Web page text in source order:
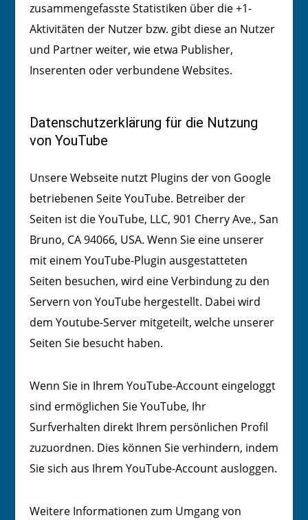
zusammengefasste Statistiken über die +1-
Aktivitäten der Nutzer bzw. gibt diese an Nutzer
und Partner weiter, wie etwa Publisher,
Inserenten oder verbundene Websites.
Datenschutzerklärung für die Nutzung
von YouTube
Unsere Webseite nutzt Plugins der von Google
betriebenen Seite YouTube. Betreiber der
Seiten ist die YouTube, LLC, 901 Cherry Ave., San
Bruno, CA 94066, USA. Wenn Sie eine unserer
mit einem YouTube-Plugin ausgestatteten
Seiten besuchen, wird eine Verbindung zu den
Servern von YouTube hergestellt. Dabei wird
dem Youtube-Server mitgeteilt, welche unserer
Seiten Sie besucht haben.
Wenn Sie in Ihrem YouTube-Account eingeloggt
sind ermöglichen Sie YouTube, Ihr
Surfverhalten direkt Ihrem persönlichen Profil
zuzuordnen. Dies können Sie verhindern, indem
Sie sich aus Ihrem YouTube-Account ausloggen.
Weitere Informationen zum Umgang von